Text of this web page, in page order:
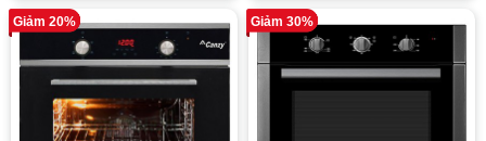
Giảm 20% Giảm 30%